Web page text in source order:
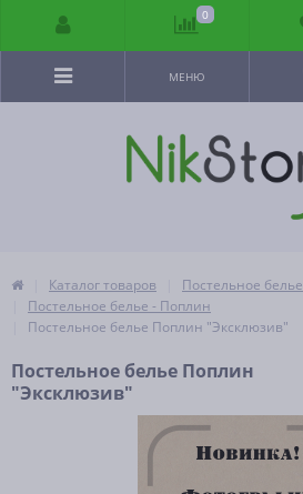
МЕНЮ
Каталог товаров
Постельное белье
Постельное белье - Поплин
Постельное белье Поплин "Эксклюзив"
Постельное белье Поплин
"Эксклюзив"
0